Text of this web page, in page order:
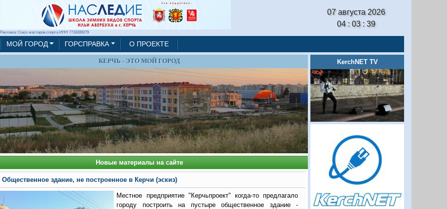
Реклама: Союз мастеров спорта ИНН 7718289279
07 августа 2026
04 : 03 : 41
МОЙ ГОРОД ГОРСПРАВКА О ПРОЕКТЕ
КЕРЧЬ - ЭТО МОЙ ГОРОД
Новые материалы на сайте
Общественное здание, не построенное в Керчи (эскиз)
Местное предприятие "Керчьпроект" когда-то предлагало
городу построить на пустыре общественное здание -
KerchNET TV